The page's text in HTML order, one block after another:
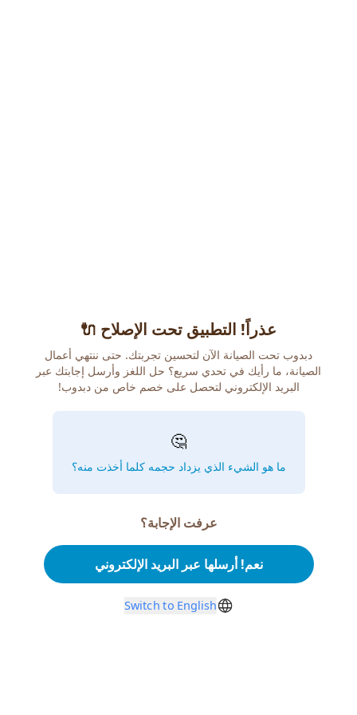
عذراً! التطبيق تحت الإصلاح 🔌
دبدوب تحت الصيانة الآن لتحسين تجربتك. حتى ننتهي أعمال
الصيانة، ما رأيك في تحدي سريع؟ حل اللغز وأرسل إجابتك عبر
البريد الإلكتروني لتحصل على خصم خاص من دبدوب!
🤔
ما هو الشيء الذي يزداد حجمه كلما أخذت منه؟
عرفت الإجابة؟
نعم! أرسلها عبر البريد الإلكتروني
Switch to English